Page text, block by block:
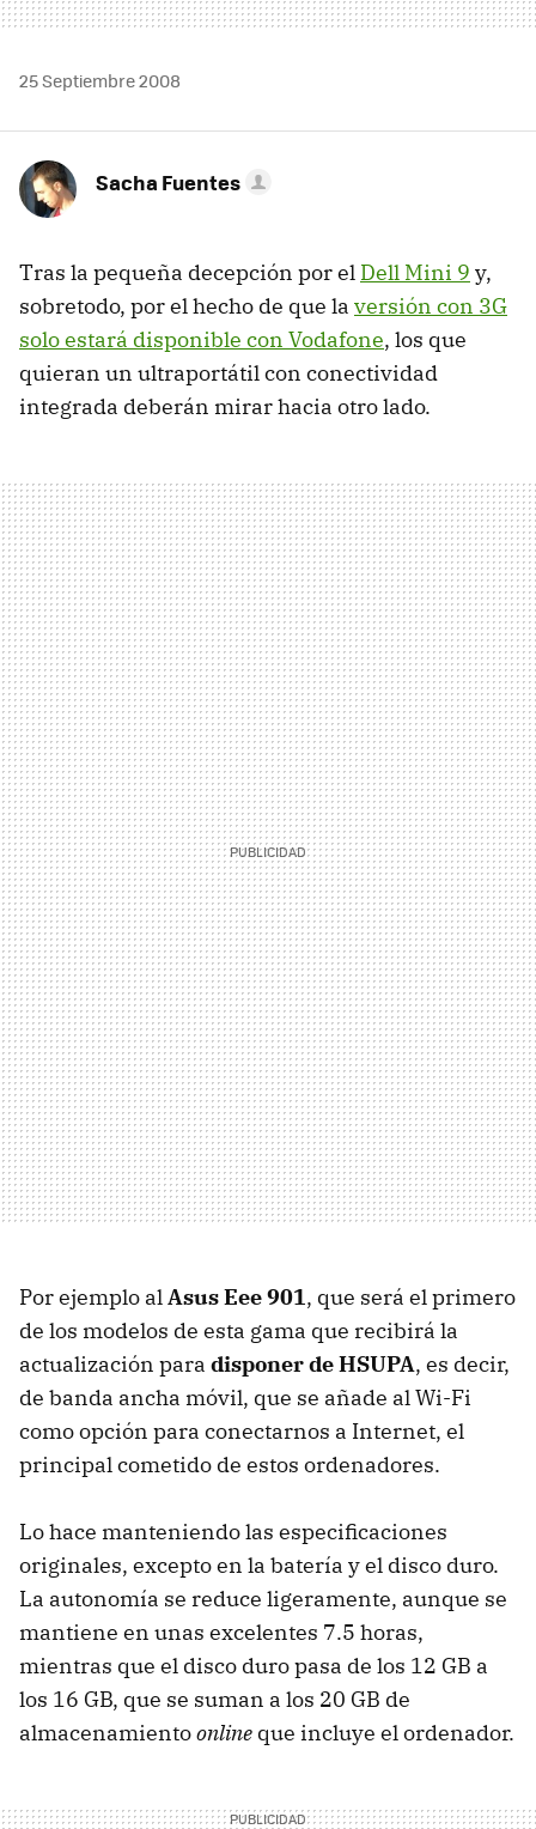
25 Septiembre 2008
Sacha Fuentes
Tras la pequeña decepción por el Dell Mini 9 y,
sobretodo, por el hecho de que la versión con 3G
solo estará disponible con Vodafone, los que
quieran un ultraportátil con conectividad
integrada deberán mirar hacia otro lado.
Por ejemplo al Asus Eee 901, que será el primero
de los modelos de esta gama que recibirá la
actualización para disponer de HSUPA, es decir,
de banda ancha móvil, que se añade al Wi-Fi
como opción para conectarnos a Internet, el
principal cometido de estos ordenadores.
Lo hace manteniendo las especificaciones
originales, excepto en la batería y el disco duro.
La autonomía se reduce ligeramente, aunque se
mantiene en unas excelentes 7.5 horas,
mientras que el disco duro pasa de los 12 GB a
los 16 GB, que se suman a los 20 GB de
almacenamientoonline que incluye el ordenador.